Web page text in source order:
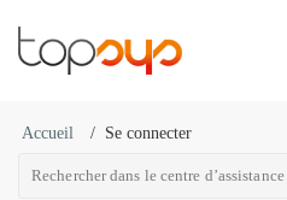
Accueil Se connecter